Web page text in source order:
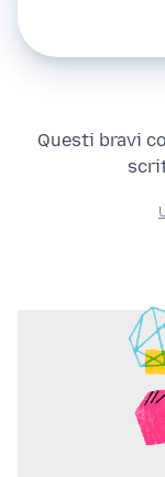
Questi bravi